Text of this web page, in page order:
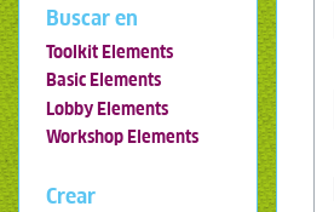
Buscar en
Toolkit Elements
Basic Elements
Lobby Elements
Workshop Elements
Crear